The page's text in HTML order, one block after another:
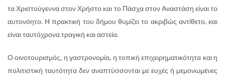
τα Χριστούγεννα στον Χρήστο και το Πάσχα στον Αναστάση είναι το
αυτονόητο. Η πρακτική του δήμου θυμίζει το ακριβώς αντίθετο, και
είναι ταυτόχρονα τραγική και αστεία.
Ο οινοτουρισμός, η γαστρονομία, η τοπική επιχειρηματικότητα και η
πολιτιστική ταυτότητα δεν αναπτύσσονται με ευχές ή μεμονωμένες